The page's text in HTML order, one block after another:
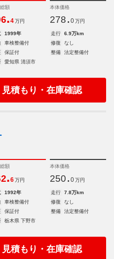
額
.4 万円
本体価格
278. 0 万円
1999年 走行
6.9万km
車検整備付 修復
なし
保証付 整備
法定整備付
愛知県 清須市
見積もり・在庫確認
額
.6 万円
本体価格
250. 0 万円
1992年 走行
7.8万km
車検整備付 修復
なし
保証付 整備
法定整備付
栃木県 下野市
見積もり・在庫確認